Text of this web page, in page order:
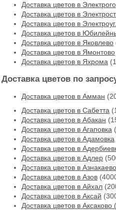
Доставка цветов в
Доставка цветов в
Доставка цветов в
Доставка цветов в
Доставка цветов в Яковлево
Доставка цветов в Ямонтово
Доставка цветов в Яхрома
Доставка цветов по
Доставка цветов в Амман
Доставка цветов в Cабетта
Доставка цветов в Абакан
Доставка цветов в Агаповка
Доставка цветов в Адамовка
Доставка цветов в
Доставка цветов в Адлер
Доставка цветов в Азнакаево
Доставка цветов в Азов
Доставка цветов в Айхал
Доставка цветов в Аксай
Доставка цветов в Аксаково